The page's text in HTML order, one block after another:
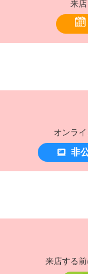
来
オンラ
非
来店する